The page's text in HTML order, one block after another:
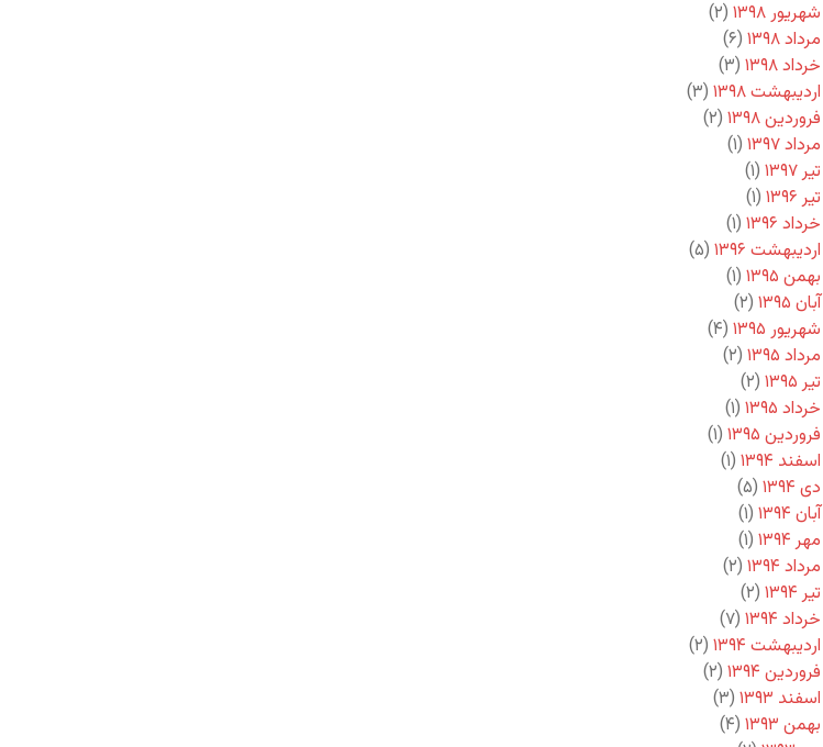
شهریور ۱۳۹۸
(۲)
مرداد ۱۳۹۸
(۶)
خرداد ۱۳۹۸
(۳)
اردیبهشت ۱۳۹۸
(۳)
فروردین ۱۳۹۸
(۲)
مرداد ۱۳۹۷
(۱)
تیر ۱۳۹۷
(۱)
تیر ۱۳۹۶
(۱)
خرداد ۱۳۹۶
(۱)
اردیبهشت ۱۳۹۶
(۵)
بهمن ۱۳۹۵
(۱)
آبان ۱۳۹۵
(۲)
شهریور ۱۳۹۵
(۴)
مرداد ۱۳۹۵
(۲)
تیر ۱۳۹۵
(۲)
خرداد ۱۳۹۵
(۱)
فروردین ۱۳۹۵
(۱)
اسفند ۱۳۹۴
(۱)
دی ۱۳۹۴
(۵)
آبان ۱۳۹۴
(۱)
مهر ۱۳۹۴
(۱)
مرداد ۱۳۹۴
(۲)
تیر ۱۳۹۴
(۲)
خرداد ۱۳۹۴
(۷)
اردیبهشت ۱۳۹۴
(۲)
فروردین ۱۳۹۴
(۲)
اسفند ۱۳۹۳
(۳)
بهمن ۱۳۹۳
(۴)